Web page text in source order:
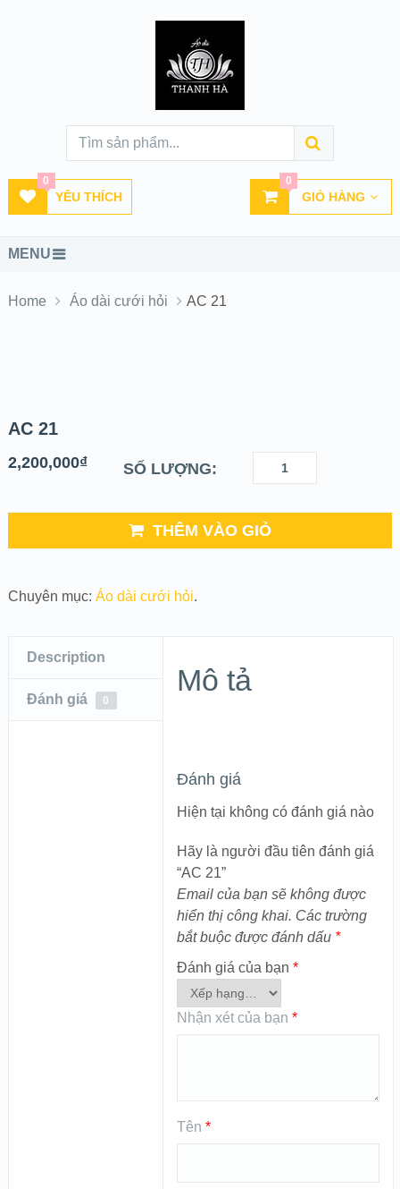
YÊU THÍCH
0
GIỎ HÀNG
0
MENU
Home Áo dài cưới hỏi AC 21
AC 21
2,200,000₫ SỐ LƯỢNG:
THÊM VÀO GIỎ
Chuyên mục: Áo dài cưới hỏi.
Description
Đánh giá 0
Mô tả
Đánh giá
Hiện tại không có đánh giá nào
Hãy là người đầu tiên đánh giá
“AC 21”
Email của bạn sẽ không được
hiển thị công khai. Các trường
bắt buộc được đánh dấu *
Đánh giá của bạn*
Nhận xét của bạn*
Tên*